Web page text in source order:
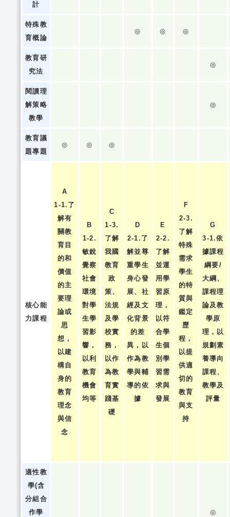
計
特殊教
育概論
◎ ◎ ◎
教育研
究法
◎
閱讀理
解策略
教學
◎
教育議
題專題
◎ ◎ ◎
核心能
力課程
A
1-1.了
解有
關教
育目
的和
價值
的主
要理
論或
思
想，
以建
構自
身的
教育
理念
與信
念
B
1-2.
敏銳
覺察
社會
環境
對學
生學
習影
響，
以利
教育
機會
均等
C
1-3.
了解
我國
教育
政
策、
法規
及學
校實
務，
以作
為教
育實
踐基
礎
D
2-1.了
解並尊
重學生
身心發
展、社
經及文
化背景
的差
異，以
作為教
學與輔
導的依
據
E
2-2.
了解
並運
用學
習原
理，
以符
合學
生個
別學
習需
求與
發展
F
2-3.
了解
特殊
需求
學生
的特
質與
鑑定
歷
程，
以提
供適
切的
教育
與支
持
G
3-1.依
據課程
綱要/
大綱、
課程理
論及教
學原
理，以
規劃素
養導向
課程、
教學及
評量
適性教
學(含
分組合
作學
◎